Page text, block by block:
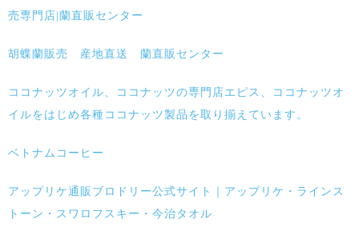
売専門店|蘭直販センター
胡蝶蘭販売 産地直送 蘭直販センター
ココナッツオイル、ココナッツの専門店エピス、ココナッツオ
イルをはじめ各種ココナッツ製品を取り揃えています。
ベトナムコーヒー
アップリケ通販ブロドリー公式サイト｜アップリケ・ラインス
トーン・スワロフスキー・今治タオル